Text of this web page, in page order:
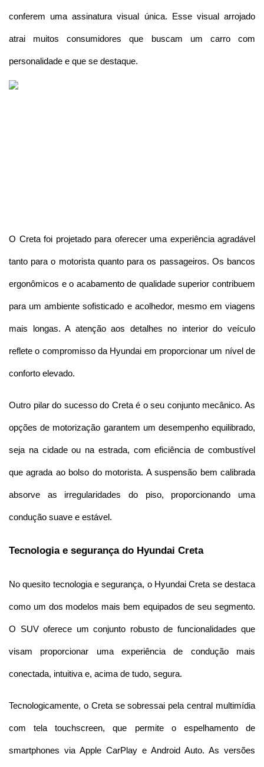
conferem uma assinatura visual única. Esse visual arrojado
atrai muitos consumidores que buscam um carro com
personalidade e que se destaque.
O Creta foi projetado para oferecer uma experiência agradável
tanto para o motorista quanto para os passageiros. Os bancos
ergonômicos e o acabamento de qualidade superior contribuem
para um ambiente sofisticado e acolhedor, mesmo em viagens
mais longas. A atenção aos detalhes no interior do veículo
reflete o compromisso da Hyundai em proporcionar um nível de
conforto elevado.
Outro pilar do sucesso do Creta é o seu conjunto mecânico. As
opções de motorização garantem um desempenho equilibrado,
seja na cidade ou na estrada, com eficiência de combustível
que agrada ao bolso do motorista. A suspensão bem calibrada
absorve as irregularidades do piso, proporcionando uma
condução suave e estável.
Tecnologia e segurança do Hyundai Creta
No quesito tecnologia e segurança, o Hyundai Creta se destaca
como um dos modelos mais bem equipados de seu segmento.
O SUV oferece um conjunto robusto de funcionalidades que
visam proporcionar uma experiência de condução mais
conectada, intuitiva e, acima de tudo, segura.
Tecnologicamente, o Creta se sobressai pela central multimídia
com tela touchscreen, que permite o espelhamento de
smartphones via Apple CarPlay e Android Auto. As versões